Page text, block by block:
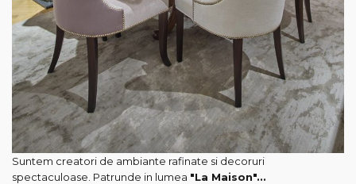
Suntem creatori de ambiante rafinate si decoruri
spectaculoase. Patrunde in lumea "La Maison"...